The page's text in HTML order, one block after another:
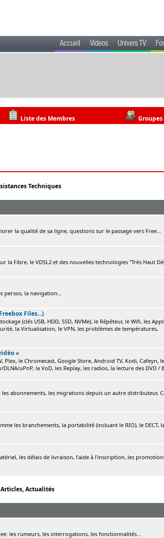
Accueil Videos Univers TV
Liste des Membres
Techniques
la qualité de sa ligne, questions sur le passage vers Free...
la Fibre, le VDSL2 et des nouvelles technologies "Très Haut
persos, la navigation...
Files...)
(clés USB, HDD, SSD, NVMe), le Répéteur, le Wifi, les
la Virtualisation, le VPN, les problèmes de températures,
»
Plex, le Chromecast, Google Store, Android TV, Kodi, Cafeyn,
uPnP, la VoD, les Replay, les radios, la lecture des DVD /
abonnements, les migrations depuis un autre distributeur,
les branchements, la portabilité (incluant le RIO), le DECT,
les délais de livraison, l'aide à l'inscription, les
Articles, Actualités
les rumeurs, les interrogations, les fonctionnalités...